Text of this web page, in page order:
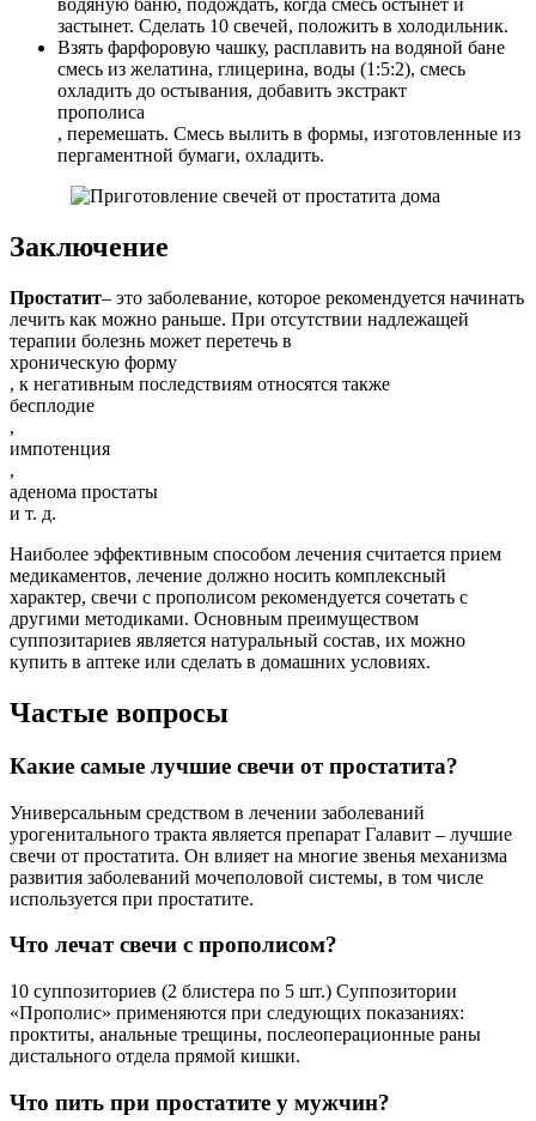
водяную баню, подождать, когда смесь остынет и
застынет. Сделать 10 свечей, положить в холодильник.
Взять фарфоровую чашку, расплавить на водяной бане
смесь из желатина, глицерина, воды (1:5:2), смесь
охладить до остывания, добавить экстракт
прополиса
, перемешать. Смесь вылить в формы, изготовленные из
пергаментной бумаги, охладить.
Заключение
Простатит– это заболевание, которое рекомендуется начинать
лечить как можно раньше. При отсутствии надлежащей
терапии болезнь может перетечь в
хроническую форму
, к негативным последствиям относятся также
бесплодие
,
импотенция
,
аденома простаты
и т. д.
Наиболее эффективным способом лечения считается прием
медикаментов, лечение должно носить комплексный
характер, свечи с прополисом рекомендуется сочетать с
другими методиками. Основным преимуществом
суппозитариев является натуральный состав, их можно
купить в аптеке или сделать в домашних условиях.
Частые вопросы
Какие самые лучшие свечи от простатита?
Универсальным средством в лечении заболеваний
урогенитального тракта является препарат Галавит – лучшие
свечи от простатита. Он влияет на многие звенья механизма
развития заболеваний мочеполовой системы, в том числе
используется при простатите.
Что лечат свечи с прополисом?
10 суппозиториев (2 блистера по 5 шт.) Суппозитории
«Прополис» применяются при следующих показаниях:
проктиты, анальные трещины, послеоперационные раны
дистального отдела прямой кишки.
Что пить при простатите у мужчин?